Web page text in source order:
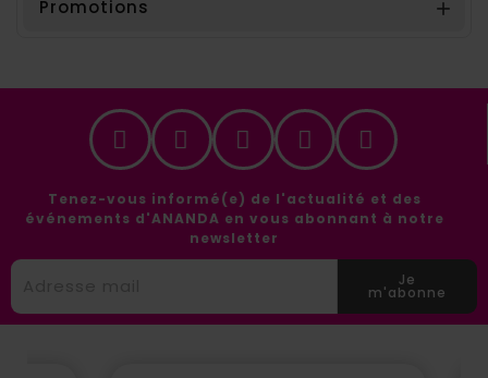
Promotions 
Tenez-vous informé(e) de l'actualité et des
événements d'ANANDA en vous abonnant à notre
newsletter
Je
m'abonne